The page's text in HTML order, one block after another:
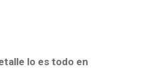
lo es todo en